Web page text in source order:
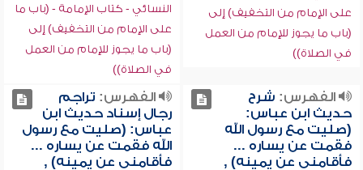
على الإمام من التخفيف) إلى
(باب ما يجوز للإمام من العمل
في الصلاة))
النسائي - كتاب الإمامة - (باب ما
على الإمام من التخفيف) إلى
(باب ما يجوز للإمام من العمل
في الصلاة))
الفهرس: شرح
حديث ابن عباس:
(صليت مع رسول الله
فقمت عن يساره ...
فأقامني عن يمينه) ,
الفهرس: تراجم
رجال إسناد حديث ابن
عباس: (صليت مع رسول
الله فقمت عن يساره ...
فأقامني عن يمينه) ,